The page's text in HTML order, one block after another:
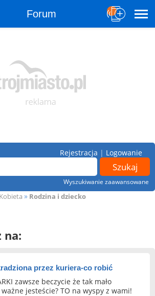
Forum
Wyszukiwanie zaawansowane
Rejestracja | Logowanie
Kobieta » Rodzina i dziecko
na:
przez kuriera-co robić
zawsze beczycie że tak mało
jesteście? TO na wyspy z wami!